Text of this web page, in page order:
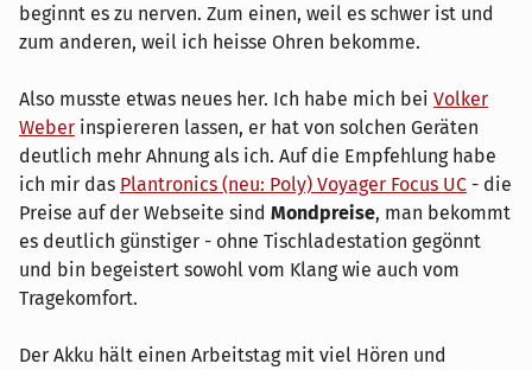
beginnt es zu nerven. Zum einen, weil es schwer ist und
zum anderen, weil ich heisse Ohren bekomme.
Also musste etwas neues her. Ich habe mich bei Volker
Weber inspiereren lassen, er hat von solchen Geräten
deutlich mehr Ahnung als ich. Auf die Empfehlung habe
ich mir das Plantronics (neu: Poly) Voyager Focus UC - die
Preise auf der Webseite sind Mondpreise, man bekommt
es deutlich günstiger - ohne Tischladestation gegönnt
und bin begeistert sowohl vom Klang wie auch vom
Tragekomfort.
Der Akku hält einen Arbeitstag mit viel Hören und